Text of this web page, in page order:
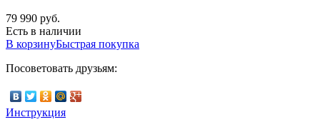
79 990 руб.
Есть в наличии
В корзинуБыстрая покупка
Посоветовать друзьям:
Инструкция